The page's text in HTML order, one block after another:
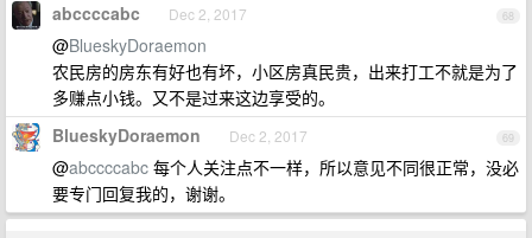
68
abccccabc Dec 2, 2017
@BlueskyDoraemon
农民房的房东有好也有坏，小区房真民贵，出来打工不就是为了
多赚点小钱。又不是过来这边享受的。
69
BlueskyDoraemon Dec 2, 2017
@abccccabc 每个人关注点不一样，所以意见不同很正常，没必
要专门回复我的，谢谢。